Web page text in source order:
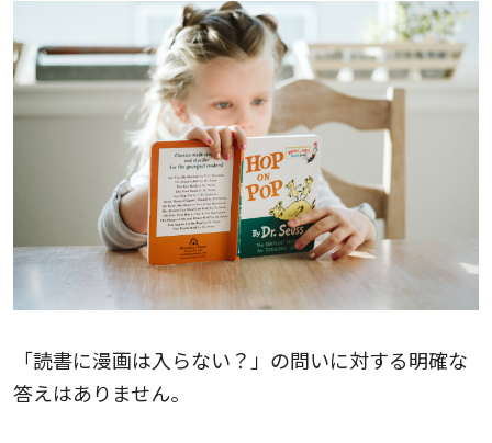
「読書に漫画は入らない？」の問いに対する明確な
答えはありません。